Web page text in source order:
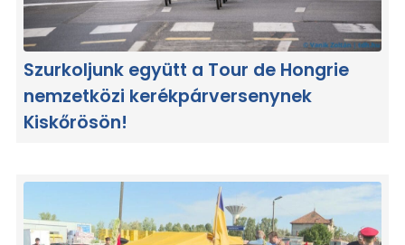
Szurkoljunk együtt a Tour de Hongrie
nemzetközi kerékpárversenynek
Kiskőrösön!